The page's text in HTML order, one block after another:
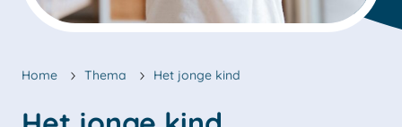
Home Thema Het jonge kind